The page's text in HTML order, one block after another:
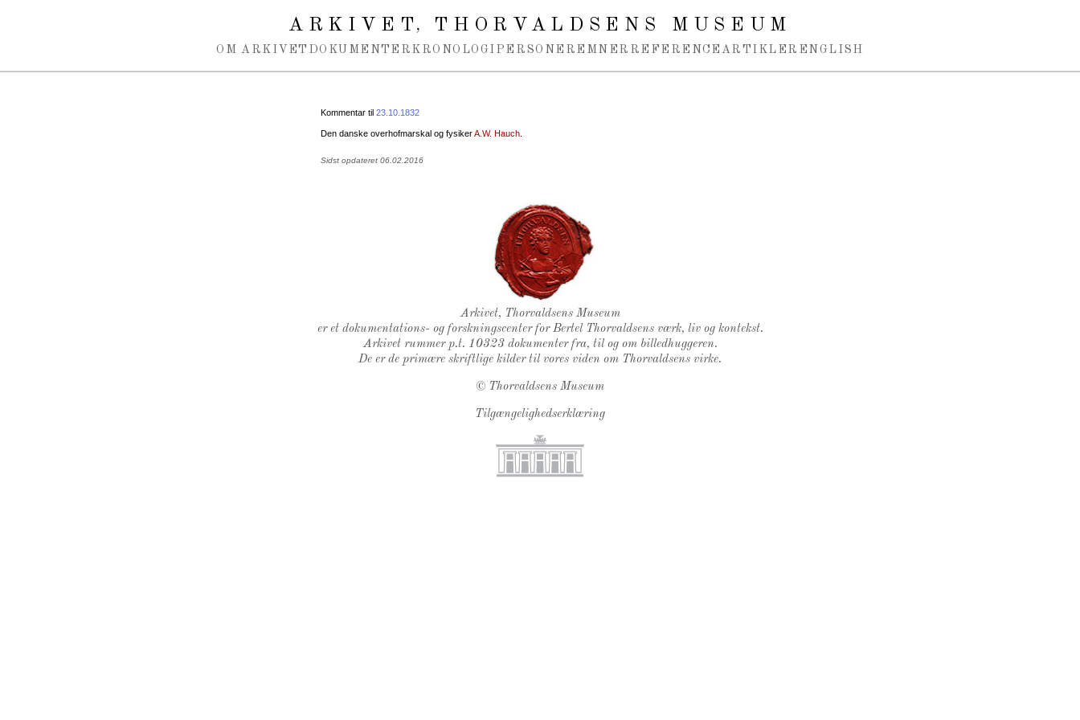
ARKIVET, THORVALDSENS MUSEUM
OM ARKIVET DOKUMENTER KRONOLOGI PERSONER EMNER REFERENCEARTIKLER ENGLISH
Kommentar til 23.10.1832
Den danske overhofmarskal og fysikerA.W. Hauch
Sidst opdateret 06.02.2016
Thorvaldsens Segl
Arkivet, Thorvaldsens Museum
er et dokumentations- og forskningscenter for Bertel Thorvaldsens værk, liv og kontekst.
Arkivet rummer p.t. 10323 dokumenter fra, til og om billedhuggeren.
De er de primære skriftlige kilder til vores viden om Thorvaldsens virke.
© Thorvaldsens Museum
Tilgængelighedserklæring